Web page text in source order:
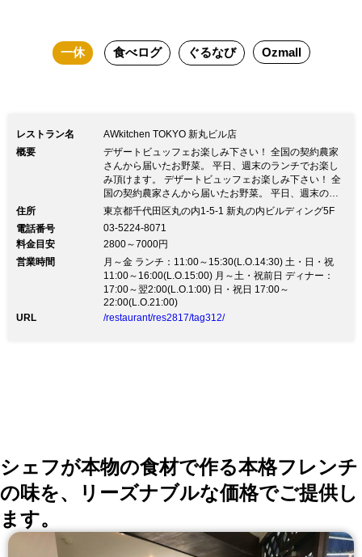
も、洋梨、かぼちゃなど秋の味覚のデザ
のお野菜を使用したAW自慢の選べるパ
スタ」「ドリンクバー」もお愉しみいた
だけます。
一休 食べログ ぐるなび Ozmall
レストラン名
AWkitchen TOKYO 新丸ビル店
概要
デザートビュッフェお楽しみ下さい！ 全国の契約農家
さんから届いたお野菜。 平日、週末のランチでお楽し
み頂けます。 デザートビュッフェお楽しみ下さい！ 全
国の契約農家さんから届いたお野菜。 平日、週末のラ
ンチでお楽しみ頂けます。婚礼や結婚式2次会も承って
パーティープランに！ お野菜いっぱい、美味しい手打
ちパスタのコースに飲み放題つきのプランが登場です。
ランチは人気のブッフェがさらに進化！ボウルで楽しむ
カスタムサラダのブッフェです♪
住所
東京都千代田区丸の内1-5-1 新丸の内ビルディング5F
電話番号
03-5224-8071
料金目安
2800～7000円
営業時間
月～金 ランチ：11:00～15:30(L.O.14:30) 土・日・祝
11:00～16:00(L.O.15:00) 月～土・祝前日 ディナー：
17:00～翌2:00(L.O.1:00) 日・祝日 17:00～
22:00(L.O.21:00)
URL
/restaurant/res2817/tag312/
シェフが本物の食材で作る本格フレンチ
の味を、リーズナブルな価格でご提供し
ます。